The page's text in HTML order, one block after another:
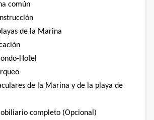
común
de la Marina
Hotel
de la Marina y de la playa de
completo (Opcional)